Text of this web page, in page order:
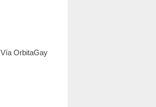
Vía OrbitaGay